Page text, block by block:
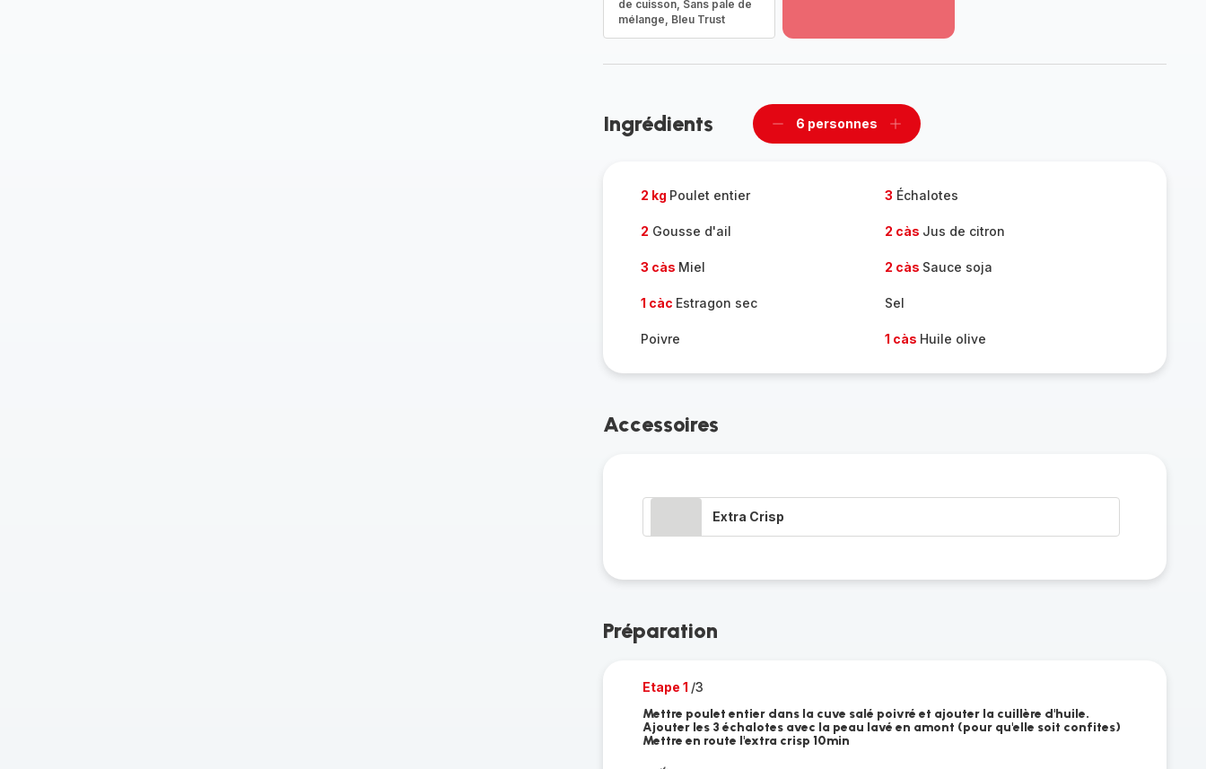
de cuisson, Sans pale de
mélange, Bleu Trust
gamme
Ingrédients
Supprimer
6 personnes
Ajouter
2 kg Poulet entier 3 Échalotes
2 Gousse d'ail 2 càs Jus de citron
3 càs Miel 2 càs Sauce soja
1 càc Estragon sec Sel
Poivre 1 càs Huile olive
Accessoires
Extra Crisp
Préparation
Etape 1 /3
Mettre poulet entier dans la cuve salé poivré et ajouter la cuillère d'huile.
Ajouter les 3 échalotes avec la peau lavé en amont (pour qu'elle soit confites)
Mettre en route l'extra crisp 10min